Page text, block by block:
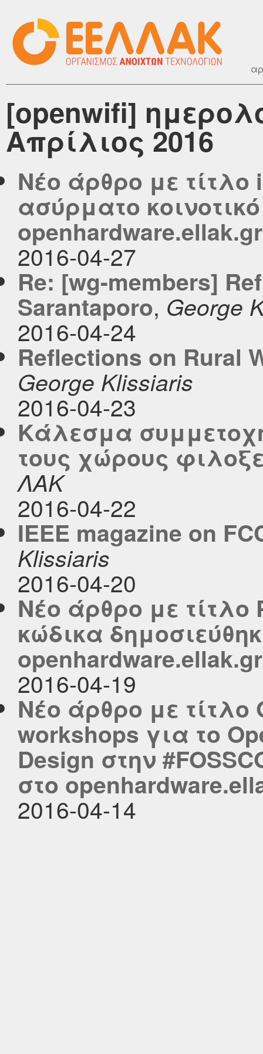
[openwifi]
Απρίλιος 2016
Νέο άρθρο με τίτλο
ασύρματο
openhardware.ellak.gr
2016-04-27
Re: [wg-members]
Sarantaporo, George
2016-04-24
Reflections on Rural
George Klissiaris
2016-04-23
Κάλεσμα
τους χώρους
ΛΑΚ
2016-04-22
IEEE magazine on
Klissiaris
2016-04-20
Νέο άρθρο με τίτλο
κώδικα
openhardware.ellak.gr
2016-04-19
Νέο άρθρο με τίτλο
workshops για τo
Design στην
στο
2016-04-14